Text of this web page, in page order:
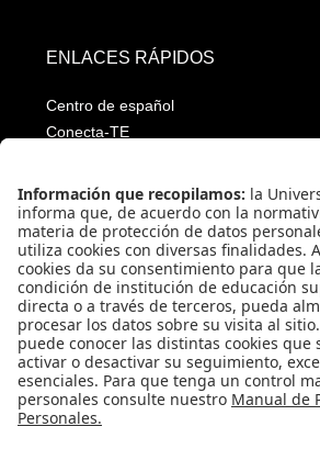
ENLACES RÁPIDOS
Centro de español
Conecta-TE
Emergencias: Extensión 0000
Eventos destacados
Mapa del Sitio
Multimedia
Noticias
Preguntas frecuentes
Póliza estudiantil Uniandina